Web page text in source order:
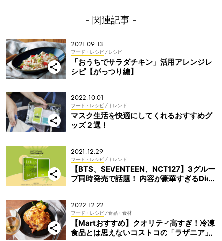
- 関連記事 -
2021.09.13
フード・レシピ/ レシピ
「おうちでサラダチキン」活用アレンジレ
シピ【がっつり編】
2022.10.01
フード・レシピ/ トレンド
マスク生活を快適にしてくれるおすすめグ
ッズ２選！
2021.12.29
フード・レシピ/ トレンド
【BTS、SEVENTEEN、NCT127】3グルー
プ同時発売で話題！ 内容が豪華すぎるDico
2022.12.22
フード・レシピ/ 食品・食材
【Martおすすめ】クオリティ高すぎ！冷凍
食品とは思えないコストコの「ラザニア」